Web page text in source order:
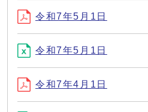
令和7年5月1日
令和7年5月1日
令和7年4月1日